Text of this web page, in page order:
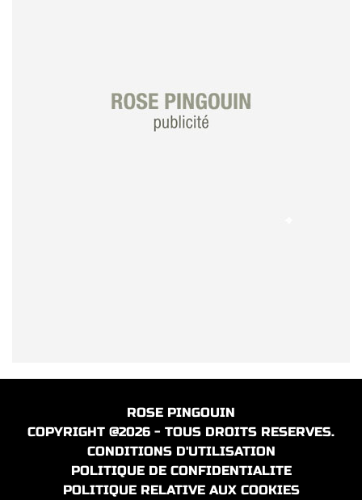
ROSE PINGOUIN
COPYRIGHT @2026 - TOUS DROITS RESERVES.
CONDITIONS D'UTILISATION
POLITIQUE DE CONFIDENTIALITE
POLITIQUE RELATIVE AUX COOKIES